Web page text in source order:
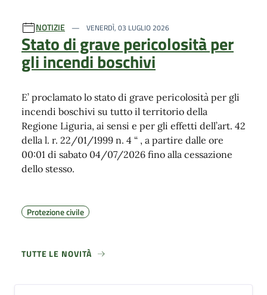
NOTIZIE VENERDÌ, 03 LUGLIO 2026
Stato di grave pericolosità per
gli incendi boschivi
E’ proclamato lo stato di grave pericolosità per gli
incendi boschivi su tutto il territorio della
Regione Liguria, ai sensi e per gli effetti dell’art. 42
della l. r. 22/01/1999 n. 4 “ , a partire dalle ore
00:01 di sabato 04/07/2026 fino alla cessazione
dello stesso.
Protezione civile
TUTTE LE NOVITÀ